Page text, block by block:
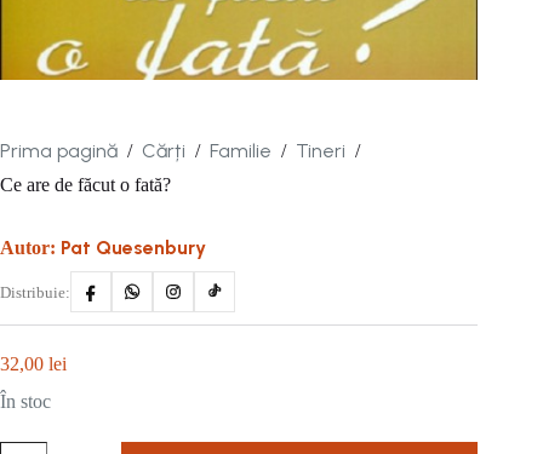
Prima pagină / Cărți / Familie / Tineri /
Ce are de făcut o fată?
Autor: Pat Quesenbury
Distribuie:
32,00 lei
În stoc